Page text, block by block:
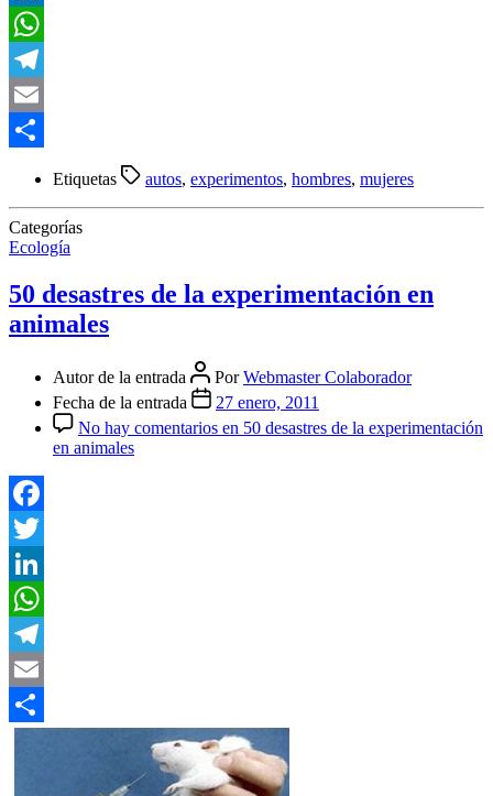
LinkedIn
WhatsApp
Telegram
Email
Etiquetas autos, experimentos, hombres, mujeres
Categorías
Ecología
50 desastres de la experimentación en
animales
Autor de la entrada PorWebmaster Colaborador
Fecha de la entrada
27 enero, 2011
No hay comentarios en 50 desastres de la experimentación
en animales
Facebook
Twitter
LinkedIn
WhatsApp
Telegram
Email